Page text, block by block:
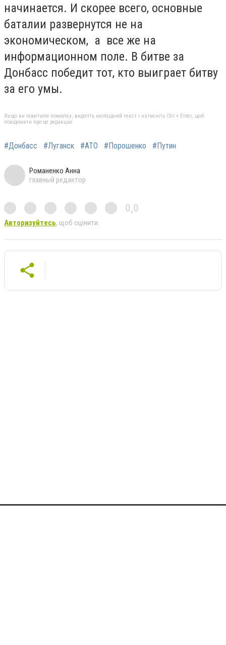
начинается. И скорее всего, основные
баталии развернутся не на
экономическом, а все же на
информационном поле. В битве за
Донбасс победит тот, кто выиграет битву
за его умы.
Якщо ви помітили помилку, виділіть необхідний текст і натисніть Ctrl + Enter, щоб
повідомити про це редакцію
#Донбасс #Луганск #АТО #Порошенко #Путин
Романенко Анна
главный редактор
0,0
Авторизуйтесь, щоб оцінити